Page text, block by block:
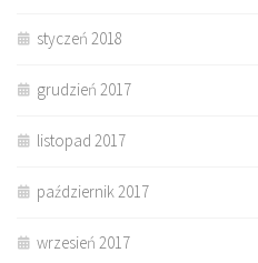
styczeń 2018
grudzień 2017
listopad 2017
październik 2017
wrzesień 2017